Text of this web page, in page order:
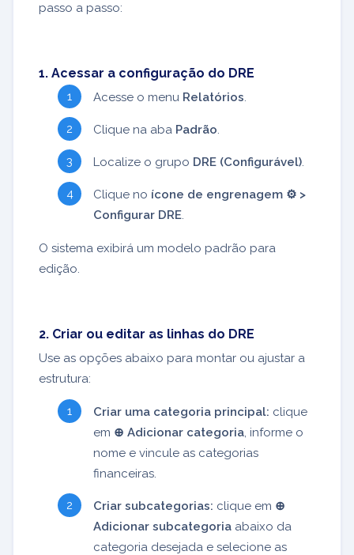
passo a passo:
1. Acessar a configuração do DRE
Acesse o menu Relatórios.
Clique na aba Padrão.
Localize o grupo DRE (Configurável).
Clique no ícone de engrenagem ⚙️ >
Configurar DRE.
O sistema exibirá um modelo padrão para
edição.
2. Criar ou editar as linhas do DRE
Use as opções abaixo para montar ou ajustar a
estrutura:
Criar uma categoria principal: clique
em ⊕ Adicionar categoria, informe o
nome e vincule as categorias
financeiras.
Criar subcategorias: clique em ⊕
Adicionar subcategoria abaixo da
categoria desejada e selecione as